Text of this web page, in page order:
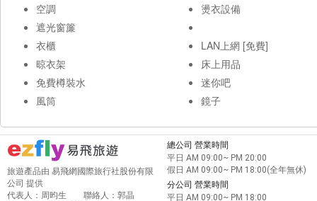
空調
遮光窗簾
衣櫃
晾衣架
免費樽裝水
風筒
燙衣設備
LAN上網 [免費]
床上用品
迷你吧
鏡子